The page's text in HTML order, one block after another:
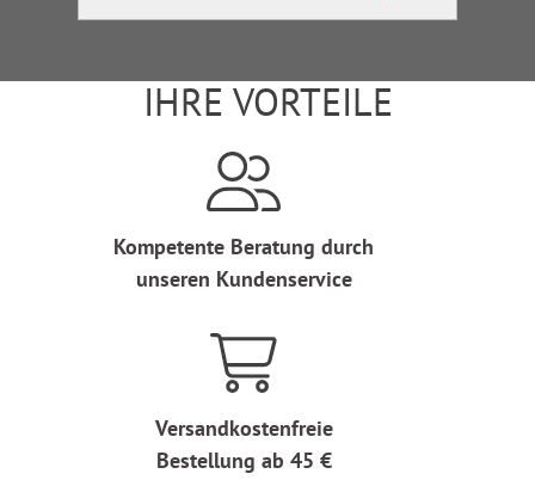
IHRE VORTEILE
Kompetente Beratung durch
unseren Kundenservice
Versandkostenfreie
Bestellung ab 45 €